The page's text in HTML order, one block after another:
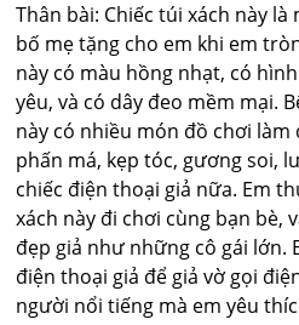
Thân bài: Chiếc túi xách này
bố mẹ tặng cho em khi em
này có màu hồng nhạt, có
yêu, và có dây đeo mềm mại.
này có nhiều món đồ chơi làm
phấn má, kẹp tóc, gương soi,
chiếc điện thoại giả nữa. Em
xách này đi chơi cùng bạn bè,
đẹp giả như những cô gái lớn.
điện thoại giả để giả vờ gọi
người nổi tiếng mà em yêu